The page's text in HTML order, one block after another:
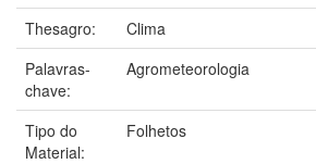
Thesagro:
Clima
Palavras-
chave:
Agrometeorologia
Tipo do
Material:
Folhetos